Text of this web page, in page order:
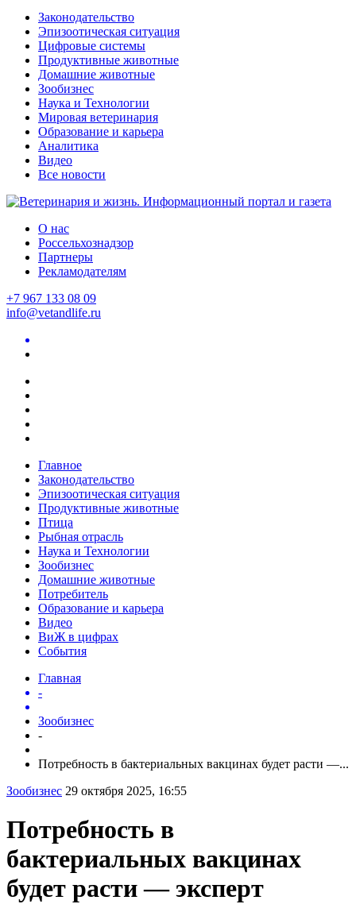
Законодательство
Эпизоотическая ситуация
Цифровые системы
Продуктивные животные
Домашние животные
Зообизнес
Наука и Технологии
Мировая ветеринария
Образование и карьера
Аналитика
Видео
Все новости
О нас
Россельхознадзор
Партнеры
Рекламодателям
+7 967 133 08 09
info@vetandlife.ru
Главное
Законодательство
Эпизоотическая ситуация
Продуктивные животные
Птица
Рыбная отрасль
Наука и Технологии
Зообизнес
Домашние животные
Потребитель
Образование и карьера
Видео
ВиЖ в цифрах
События
Главная
-
Зообизнес
-
Потребность в бактериальных вакцинах будет расти —...
Зообизнес 29 октября 2025, 16:55
Потребность в
бактериальных вакцинах
будет расти — эксперт